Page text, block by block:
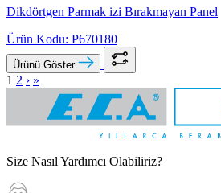
Dikdörtgen Parmak izi Bırakmayan Panel
Ürün Kodu: P670180
Ürünü Göster
1 2 › »
Size Nasıl Yardımcı Olabiliriz?